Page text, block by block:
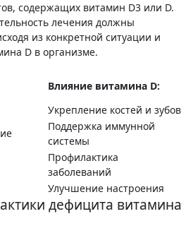
содержащих витамин D3 или D.
лечения должны
из конкретной ситуации и
D в организме.
Влияние витамина D:
Укрепление костей и зубов
Поддержка иммунной
системы
Профилактика
заболеваний
Улучшение настроения
дефицита витамина